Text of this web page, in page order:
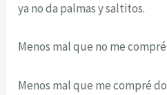
ya no da palmas y saltitos.
Menos mal que no me
Menos mal que me compré